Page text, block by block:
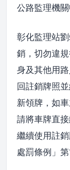
公路監理機關
彰化監理站
銷，切勿違
身及其他用
回註銷牌照
新領牌，如
請將車牌直
繼續使用註
處罰條例」